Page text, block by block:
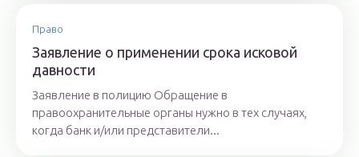
Право
Заявление о применении срока исковой
давности
Заявление в полицию Обращение в
правоохранительные органы нужно в тех случаях,
когда банк и/или представители...